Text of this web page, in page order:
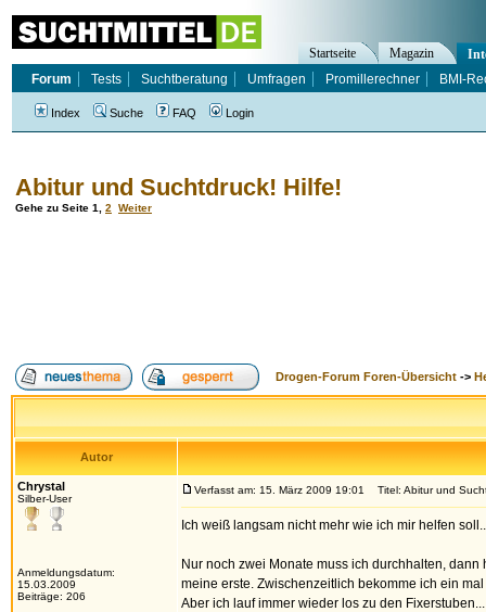
Abitur und Suchtdruck! Hilfe!
Gehe zu Seite 1 2 Weiter
Drogen-Forum Foren-Übersicht ->
Autor
Chrystal
Silber-User
Anmeldungsdatum:
15.03.2009
Beiträge: 206
Verfasst am: 15. März 2009 19:01 Titel: Abitur und
Ich weiß langsam nicht mehr wie ich mir helfen
Nur noch zwei Monate muss ich durchhalten,
meine erste. Zwischenzeitlich bekomme ich ein
Aber ich lauf immer wieder los zu den
Startseite Magazin
Forum
Tests Suchtberatung Umfragen Promillerechner BMI-
Index Suche FAQ Login